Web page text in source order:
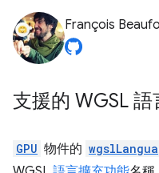
François
支援的 WGSL
GPU 物件的